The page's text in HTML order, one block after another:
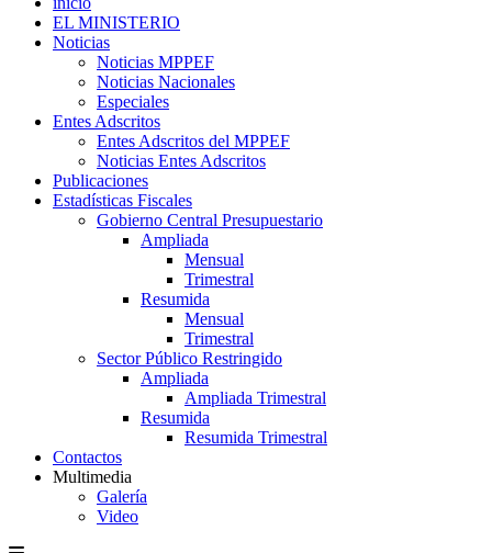
EL MINISTERIO
Noticias
Noticias MPPEF
Noticias Nacionales
Especiales
Entes Adscritos
Entes Adscritos del MPPEF
Noticias Entes Adscritos
Publicaciones
Estadísticas Fiscales
Gobierno Central Presupuestario
Ampliada
Mensual
Trimestral
Resumida
Mensual
Trimestral
Sector Público Restringido
Ampliada
Ampliada Trimestral
Resumida
Resumida Trimestral
Contactos
Multimedia
Galería
Video